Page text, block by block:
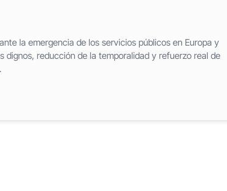
la emergencia de los servicios públicos en Europa y
dignos, reducción de la temporalidad y refuerzo real de